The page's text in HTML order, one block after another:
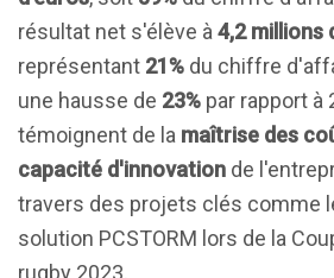
résultat net s'élève à 4,2 millions
représentant 21% du chiffre
une hausse de 23% par rapport
témoignent de la maîtrise des
capacité d'innovation de
travers des projets clés comme
solution PCSTORM lors de la
rugby 2023.